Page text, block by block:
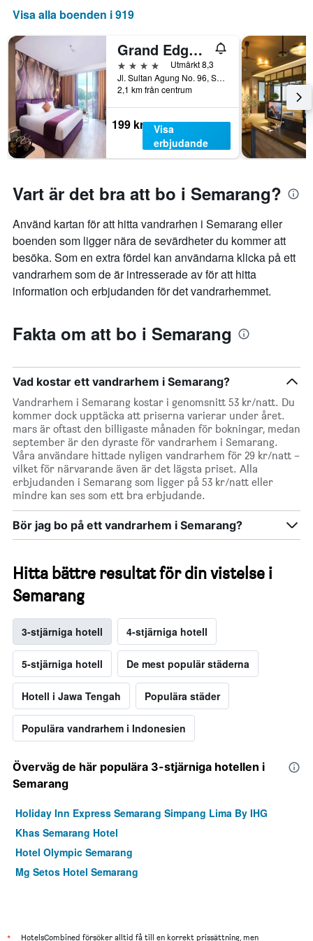
veckodagarna.
1
Y-
axel
som
visar
det
genomsnittliga
rumspriset.
Visa alla boenden i 919
Grand Edge Hotel Semarang
4 stjärnor
Utmärkt 8,3
Jl. Sultan Agung No. 96, Semarang, Indonesien
2,1 km från centrum
199 kr
Visa
erbjudande
Vart är det bra att bo i Semarang?
Använd kartan för att hitta vandrarhen i Semarang eller
boenden som ligger nära de sevärdheter du kommer att
besöka. Som en extra fördel kan användarna klicka på ett
vandrarhem som de är intresserade av för att hitta
information och erbjudanden för det vandrarhemmet.
Fakta om att bo i Semarang
Vad kostar ett vandrarhem i Semarang?
Vandrarhem i Semarang kostar i genomsnitt 53 kr/natt. Du
kommer dock upptäcka att priserna varierar under året.
mars är oftast den billigaste månaden för bokningar, medan
september är den dyraste för vandrarhem i Semarang.
Våra användare hittade nyligen vandrarhem för 29 kr/natt –
vilket för närvarande även är det lägsta priset. Alla
erbjudanden i Semarang som ligger på 53 kr/natt eller
mindre kan ses som ett bra erbjudande.
Bör jag bo på ett vandrarhem i Semarang?
Hitta bättre resultat för din vistelse i
Semarang
3-stjärniga hotell 4-stjärniga hotell
5-stjärniga hotell De mest populär städerna
Hotell i Jawa Tengah Populära städer
Populära vandrarhem i Indonesien
Överväg de här populära 3-stjärniga hotellen i
Semarang
Holiday Inn Express Semarang Simpang Lima By IHG
Khas Semarang Hotel
Hotel Olympic Semarang
Mg Setos Hotel Semarang
HotelsCombined försöker alltid få till en korrekt prissättning, men